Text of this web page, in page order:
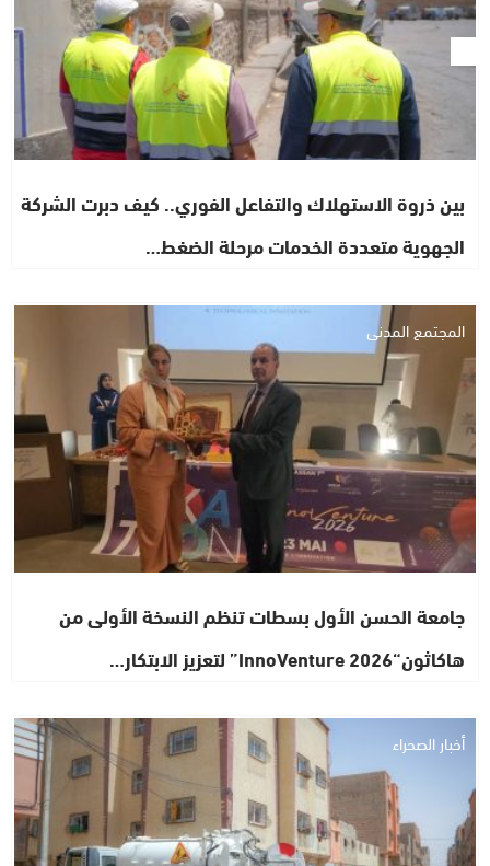
بين ذروة الاستهلاك والتفاعل الفوري.. كيف دبرت الشركة
الجهوية متعددة الخدمات مرحلة الضغط…
المجتمع المدني
جامعة الحسن الأول بسطات تنظم النسخة الأولى من
هاكاثون“InnoVenture 2026” لتعزيز الابتكار…
أخبار الصحراء